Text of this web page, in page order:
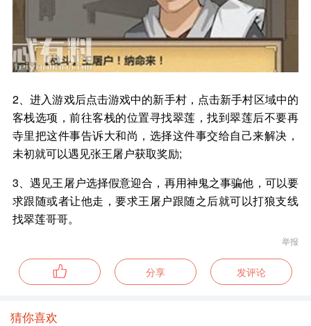
2、进入游戏后点击游戏中的新手村，点击新手村区域中的
客栈选项，前往客栈的位置寻找翠莲，找到翠莲后不要再
寺里把这件事告诉大和尚，选择这件事交给自己来解决，
未初就可以遇见张王屠户获取奖励;
3、遇见王屠户选择假意迎合，再用神鬼之事骗他，可以要
求跟随或者让他走，要求王屠户跟随之后就可以打狼支线
找翠莲哥哥。
举报
分享 发评论
猜你喜欢